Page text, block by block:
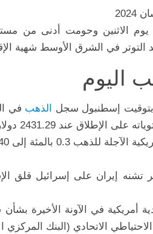
يوم الاثنين وحومت أدنى من
التوتر في الشرق الأوسط شهية
اليوم
الذهب في
2431.29 دولار للأوقية يوم الجمعة.
بالمئة إلى 2366.40 دولار للأوقية.
تشنه إيران على إسرائيل قلق
أمريكية في الآونة الأخيرة
الاتحادي (البنك المركزي